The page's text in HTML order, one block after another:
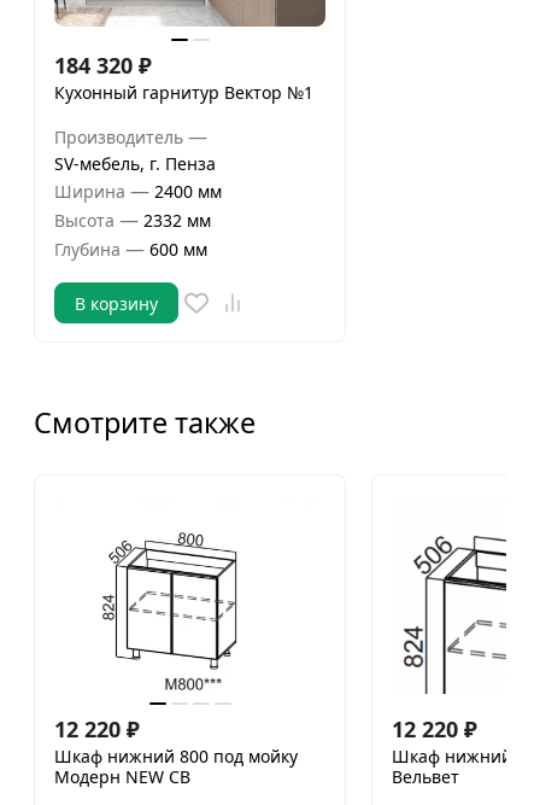
184 320 ₽
Кухонный гарнитур Вектор №1
Производитель —
SV-мебель, г. Пенза
Ширина — 2400 мм
Высота — 2332 мм
Глубина — 600 мм
В корзину
Смотрите также
12 220 ₽
Шкаф нижний 800 под мойку
Модерн NEW СВ
12 220 ₽
Шкаф нижний
Вельвет